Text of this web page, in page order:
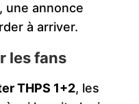
une annonce
à arriver.
les fans
THPS 1+2, les